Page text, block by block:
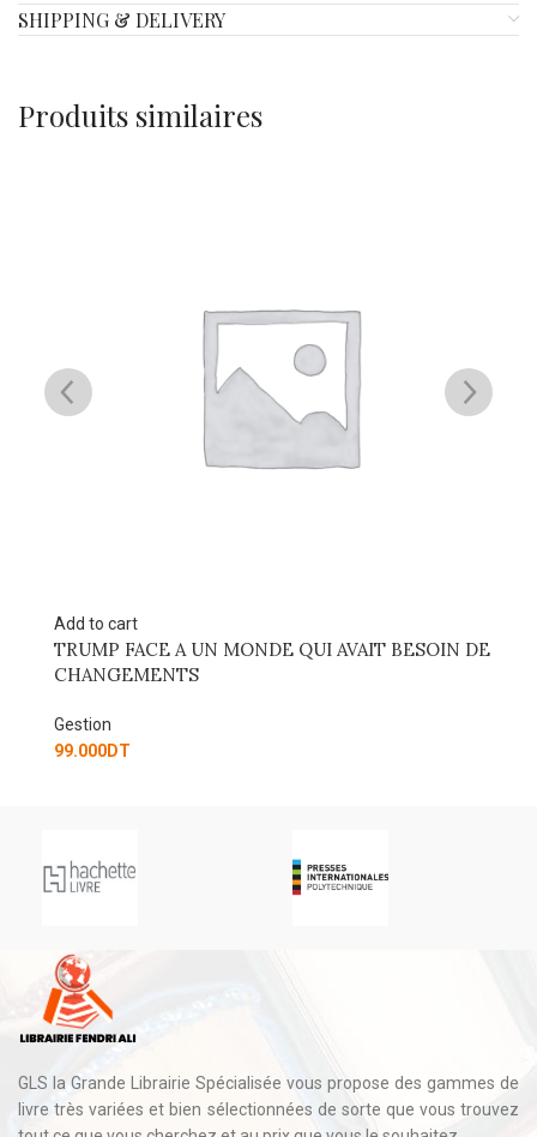
SHIPPING & DELIVERY
Produits similaires
Add to cart
TRUMP FACE A UN MONDE QUI AVAIT BESOIN DE
CHANGEMENTS
Gestion
99.000DT
GLS la Grande Librairie Spécialisée vous propose des gammes de
livre très variées et bien sélectionnées de sorte que vous trouvez